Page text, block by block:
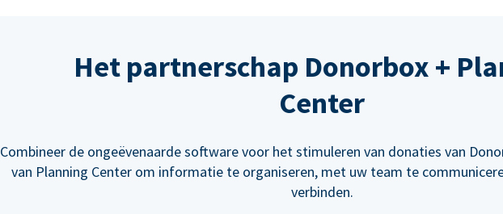
Het partnerschap Donorbox +
Center
Combineer de ongeëvenaarde software voor het stimuleren van donaties van
van Planning Center om informatie te organiseren, met uw team te
verbinden.